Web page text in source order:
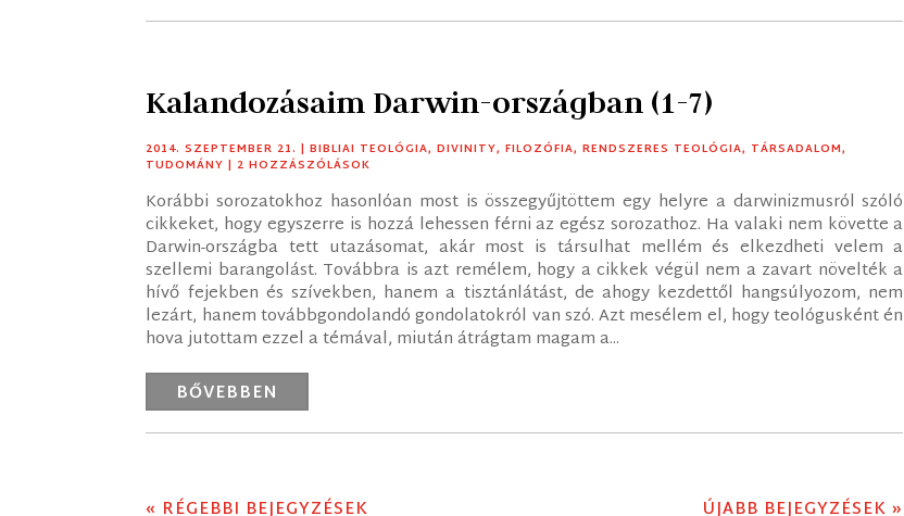
Kalandozásaim Darwin-országban (1-7)
2014. SZEPTEMBER 21. |BIBLIAI TEOLÓGIA,DIVINITY,FILOZÓFIA,RENDSZERES TEOLÓGIA, TÁRSADALOM,
TUDOMÁNY | 2 HOZZÁSZÓLÁSOK
Korábbi sorozatokhoz hasonlóan most is összegyűjtöttem egy helyre a darwinizmusról szóló
cikkeket, hogy egyszerre is hozzá lehessen férni az egész sorozathoz. Ha valaki nem követte a
Darwin-országba tett utazásomat, akár most is társulhat mellém és elkezdheti velem a
szellemi barangolást. Továbbra is azt remélem, hogy a cikkek végül nem a zavart növelték a
hívő fejekben és szívekben, hanem a tisztánlátást, de ahogy kezdettől hangsúlyozom, nem
lezárt, hanem továbbgondolandó gondolatokról van szó. Azt mesélem el, hogy teológusként én
hova jutottam ezzel a témával, miután átrágtam magam a...
BŐVEBBEN
« RÉGEBBI BEJEGYZÉSEK ÚJABB BEJEGYZÉSEK »